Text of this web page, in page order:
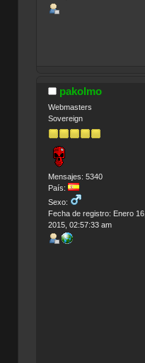
pakolmo
Webmasters
Sovereign
Mensajes: 5340
País:
Sexo:
Fecha de registro: Enero 16,
2015, 02:57:33 am